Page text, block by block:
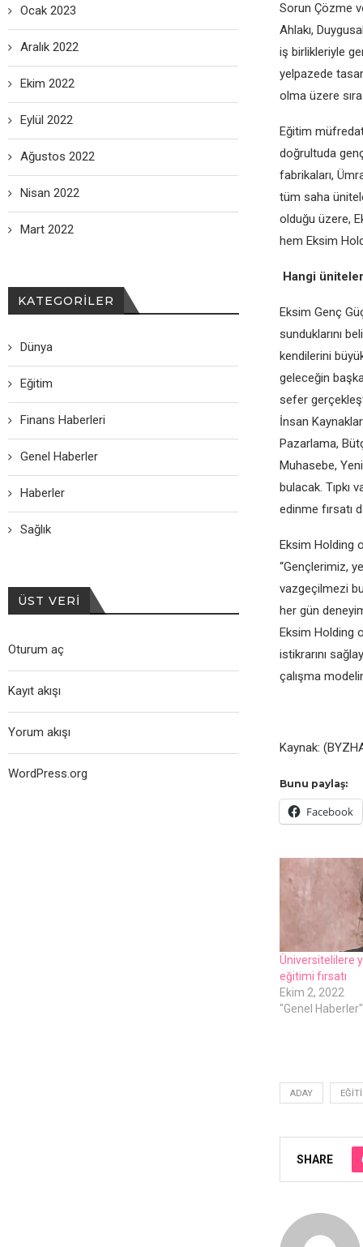
Sorun Çözme
Ahlakı,
iş birlikleriyle
yelpazede
olma üzere
Eğitim
doğrultuda
fabrikaları,
tüm saha
olduğu üzere,
hem Eksim
Hangi
Eksim Genç
sunduklarını
kendilerini
geleceğin
sefer
İnsan
Pazarlama,
Muhasebe,
bulacak. Tıpkı
edinme fırsatı
Eksim Holding
“Gençlerimiz,
vazgeçilmezi
her gün
Eksim Holding
istikrarını
çalışma
Kaynak:
Bunu paylaş:
Facebook
Üniversitelilere
eğitimi fırsatı
Ekim 2, 2022
"Genel
ADAY
SHARE
Ocak 2023
Aralık 2022
Ekim 2022
Eylül 2022
Ağustos 2022
Nisan 2022
Mart 2022
KATEGORILER
Dünya
Eğitim
Finans Haberleri
Genel Haberler
Haberler
Sağlık
ÜST VERI
Oturum aç
Kayıt akışı
Yorum akışı
WordPress.org